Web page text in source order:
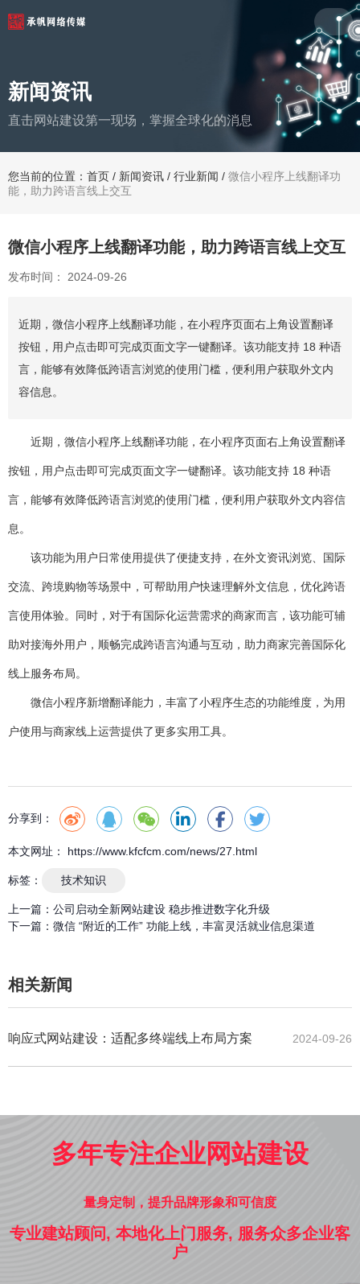
新闻资讯
直击网站建设第一现场，掌握全球化的消息
您当前的位置：首页 / 新闻资讯 / 行业新闻 / 微信小程序上线翻译功
能，助力跨语言线上交互
微信小程序上线翻译功能，助力跨语言线上交互
发布时间： 2024-09-26
近期，微信小程序上线翻译功能，在小程序页面右上角设置翻译
按钮，用户点击即可完成页面文字一键翻译。该功能支持 18 种语
言，能够有效降低跨语言浏览的使用门槛，便利用户获取外文内
容信息。
近期，微信小程序上线翻译功能，在小程序页面右上角设置翻译
按钮，用户点击即可完成页面文字一键翻译。该功能支持 18 种语
言，能够有效降低跨语言浏览的使用门槛，便利用户获取外文内容信
息。
该功能为用户日常使用提供了便捷支持，在外文资讯浏览、国际
交流、跨境购物等场景中，可帮助用户快速理解外文信息，优化跨语
言使用体验。同时，对于有国际化运营需求的商家而言，该功能可辅
助对接海外用户，顺畅完成跨语言沟通与互动，助力商家完善国际化
线上服务布局。
微信小程序新增翻译能力，丰富了小程序生态的功能维度，为用
户使用与商家线上运营提供了更多实用工具。
分享到：
本文网址： https://www.kfcfcm.com/news/27.html
标签： 技术知识
上一篇： 公司启动全新网站建设 稳步推进数字化升级
下一篇： 微信 “附近的工作” 功能上线，丰富灵活就业信息渠道
相关新闻
2024-09-26
响应式网站建设：适配多终端线上布局方案
多年专注企业网站建设
量身定制，提升品牌形象和可信度
专业建站顾问, 本地化上门服务, 服务众多企业客
户